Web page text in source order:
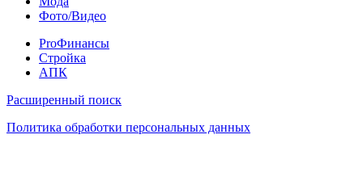
Фото/Видео
Pro
ProФинансы
Стройка
АПК
Информация
Расширенный поиск
Политика обработки персональных данных